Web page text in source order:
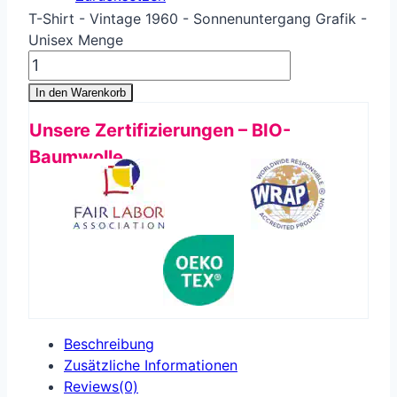
T-Shirt - Vintage 1960 - Sonnenuntergang Grafik -
Unisex Menge
In den Warenkorb
Unsere Zertifizierungen – BIO-
Baumwolle
Beschreibung
Zusätzliche Informationen
Reviews(0)